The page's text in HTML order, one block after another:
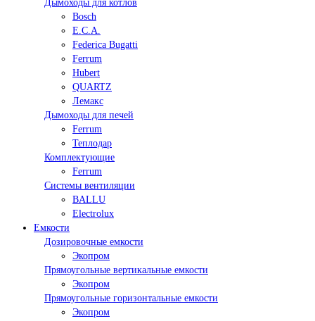
Дымоходы для котлов
Bosch
E.C.A.
Federica Bugatti
Ferrum
Hubert
QUARTZ
Лемакс
Дымоходы для печей
Ferrum
Теплодар
Комплектующие
Ferrum
Системы вентиляции
BALLU
Electrolux
Емкости
Дозировочные емкости
Экопром
Прямоугольные вертикальные емкости
Экопром
Прямоугольные горизонтальные емкости
Экопром